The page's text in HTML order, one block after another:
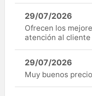
29/07/2026
Ofrecen los
atención al cliente
29/07/2026
Muy buenos